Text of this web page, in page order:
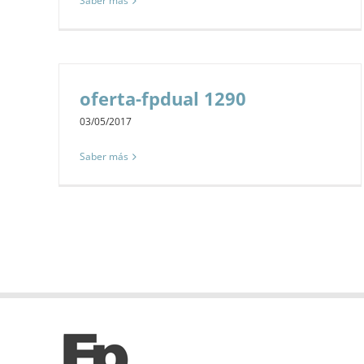
oferta-fpdual 1290
03/05/2017
Saber más